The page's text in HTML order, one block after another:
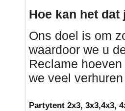
Hoe kan het
Ons doel is om
waardoor we u
Reclame
we veel
Partytent 2x3, 3x3,4x3,